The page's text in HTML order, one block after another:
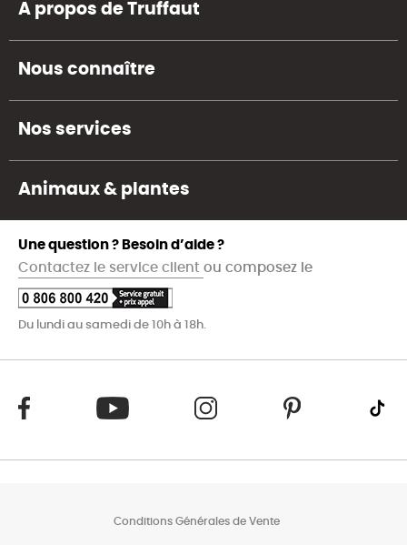
A propos de Truffaut
Nous connaître
Nos services
Animaux & plantes
Une question ? Besoin d’aide ?
Contactez le service client ou composez le
Du lundi au samedi de 10h à 18h.
Conditions Générales de Vente